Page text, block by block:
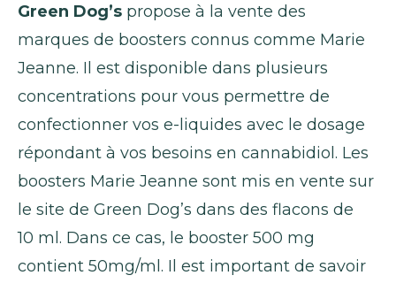
Green Dog’s propose à la vente des
marques de boosters connus comme Marie
Jeanne. Il est disponible dans plusieurs
concentrations pour vous permettre de
confectionner vos e-liquides avec le dosage
répondant à vos besoins en cannabidiol. Les
boosters Marie Jeanne sont mis en vente sur
le site de Green Dog’s dans des flacons de
10 ml. Dans ce cas, le booster 500 mg
contient 50mg/ml. Il est important de savoir